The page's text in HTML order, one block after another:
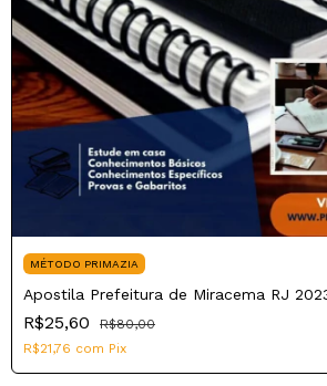
MÉTODO PRIMAZIA
Apostila Prefeitura de Miracema RJ
R$25,60
R$80,00
R$21,76 com Pix